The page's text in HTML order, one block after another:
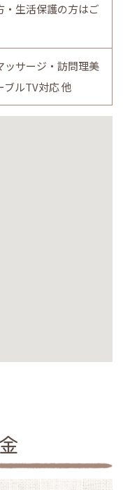
・生活保護の方はご
ッサージ・訪問理美
ルTV対応 他